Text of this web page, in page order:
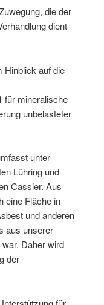
die der
dient
Hinblick auf die
für mineralische
unbelasteter
unter
Lühring und
Cassier. Aus
eine Fläche in
und anderen
aus unserer
Daher wird
der